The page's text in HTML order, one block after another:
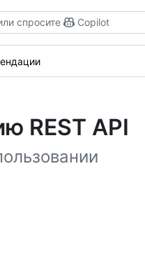
спросите Copilot
REST API